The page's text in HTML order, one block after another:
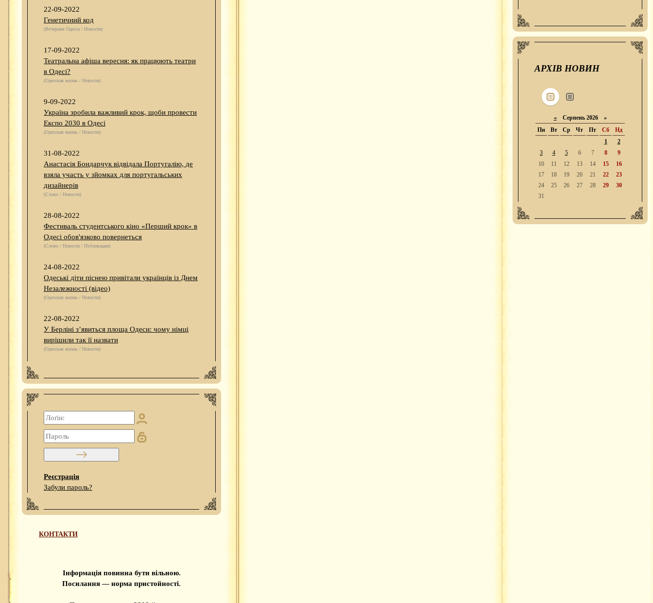
22-09-2022
Генетичний код
(Вечерняя Одесса / Новости)
17-09-2022
Театральна афіша вересня: як працюють театри
в Одесі?
(Одесская жизнь / Новости)
9-09-2022
Україна зробила важливий крок, щоби провести
Експо 2030 в Одесі
(Одесская жизнь / Новости)
31-08-2022
Анастасія Бондарчук відвідала Португалію, де
взяла участь у зйомках для португальських
дизайнерів
(Слово / Новости)
28-08-2022
Фестиваль студентського кіно «Перший крок» в
Одесі обов'язково повернеться
(Слово / Новости / Публикации)
24-08-2022
Одеські діти піснею привітали українців із Днем
Незалежності (відео)
(Одесская жизнь / Новости)
22-08-2022
У Берліні з’явиться площа Одеси: чому німці
вирішили так її назвати
(Одесская жизнь / Новости)
Реєстрація
Забули пароль?
КОНТАКТИ
Інформація повинна бути вільною.
Посилання — норма пристойності.
АРХІВ НОВИН
«Серпень 2026 »
Пн
Вт Ср Чт Пт Сб
Нд
1
2
3
4 5 6 7 8
9
10
11 12 13 14 15
16
17
18 19 20 21 22
23
24
25 26 27 28 29
30
31